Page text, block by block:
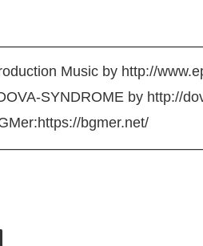
Music by http://
SYNDROME by http://
bgmer.net/